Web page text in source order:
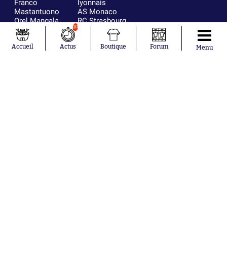
Franco
Mastantuono
Orel Mangala
Rio Mavuba
lyonnais
AS Monaco
RC Strasbourg
Trabzonspor
Accueil
10
Actus Boutique Forum Menu